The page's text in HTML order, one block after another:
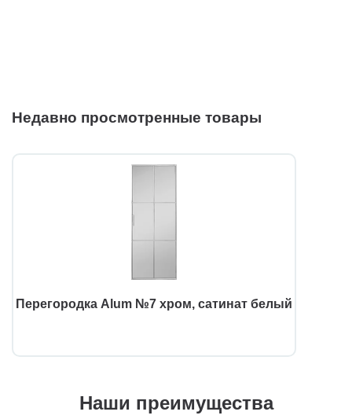
Недавно просмотренные товары
Перегородка Alum №7 хром, сатинат белый
Наши преимущества